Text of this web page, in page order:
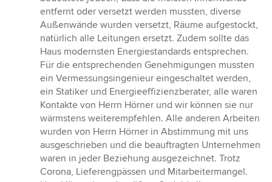
entfernt oder versetzt werden mussten, diverse
Außenwände wurden versetzt, Räume aufgestockt,
natürlich alle Leitungen ersetzt. Zudem sollte das
Haus modernsten Energiestandards entsprechen.
Für die entsprechenden Genehmigungen mussten
ein Vermessungsingenieur eingeschaltet werden,
ein Statiker und Energieeffizienzberater, alle waren
Kontakte von Herrn Hörner und wir können sie nur
wärmstens weiterempfehlen. Alle anderen Arbeiten
wurden von Herrn Hörner in Abstimmung mit uns
ausgeschrieben und die beauftragten Unternehmen
waren in jeder Beziehung ausgezeichnet. Trotz
Corona, Lieferengpässen und Mitarbeitermangel.